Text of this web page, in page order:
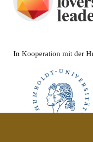
In Kooperation mit der